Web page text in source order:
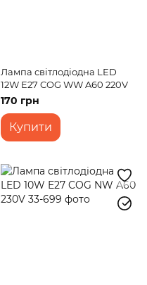
Лампа світлодіодна LED
12W E27 COG WW A60 220V
170 грн
Купити